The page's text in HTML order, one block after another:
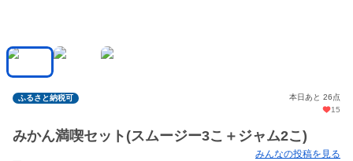
ふるさと納税可
本日あと 26点
15
みかん満喫セット(スムージー3こ＋ジャム2こ)
みんなの投稿を見る